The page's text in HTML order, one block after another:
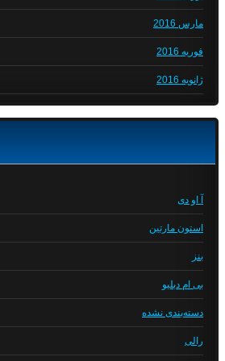
مارس 2016
فوریه 2016
ژانویه 2016
آ او دی
استون مارتین
بنز
بی ام دبلیو
دسته‌بندی نشده
رالی